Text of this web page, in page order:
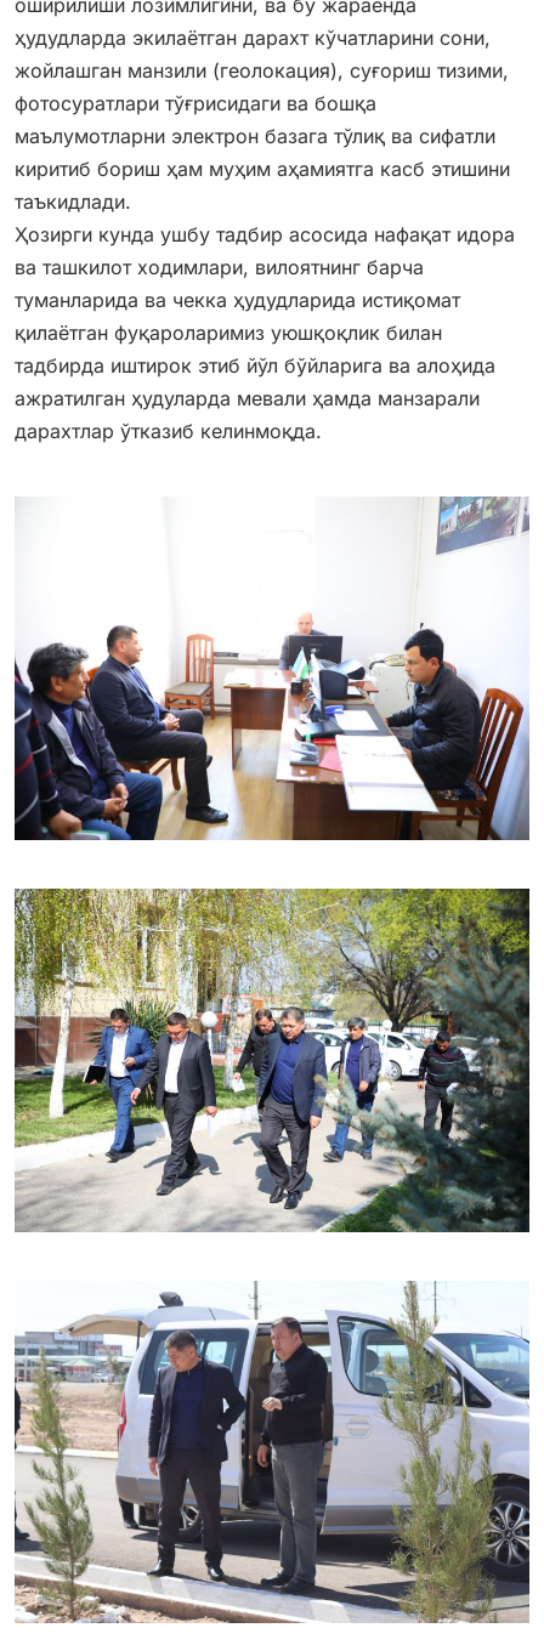
оширилиши лозимлигини, ва бу жараёнда
ҳудудларда экилаётган дарахт кўчатларини сони,
жойлашган манзили (геолокация), суғориш тизими,
фотосуратлари тўғрисидаги ва бошқа
маълумотларни электрон базага тўлиқ ва сифатли
киритиб бориш ҳам муҳим аҳамиятга касб этишини
таъкидлади.
Ҳозирги кунда ушбу тадбир асосида нафақат идора
ва ташкилот ходимлари, вилоятнинг барча
туманларида ва чекка ҳудудларида истиқомат
қилаётган фуқароларимиз уюшқоқлик билан
тадбирда иштирок этиб йўл бўйларига ва алоҳида
ажратилган ҳудуларда мевали ҳамда манзарали
дарахтлар ўтказиб келинмоқда.